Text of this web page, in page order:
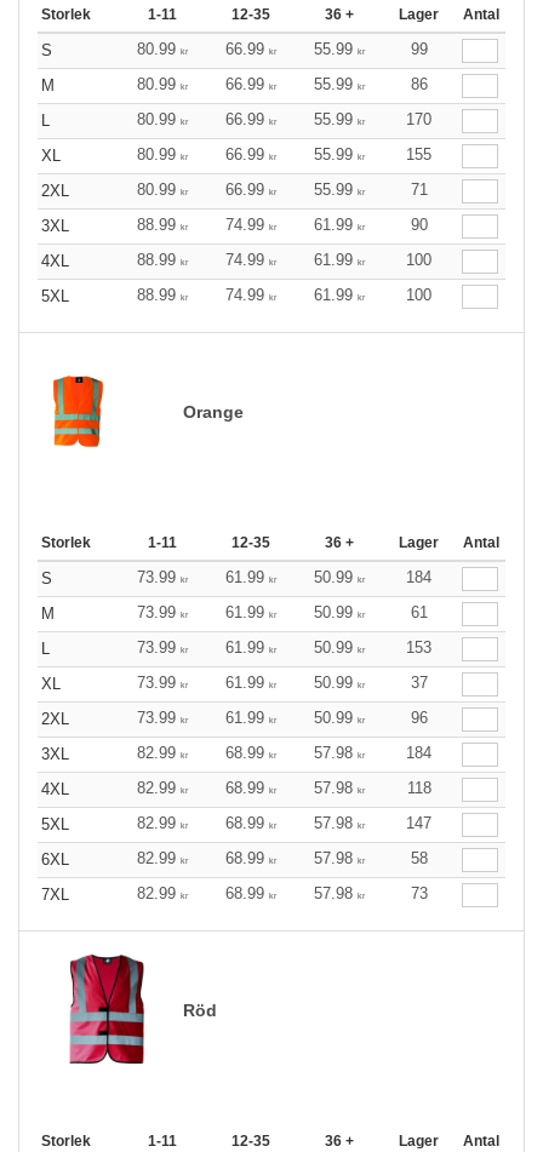
Storlek 1-11 12-35 36 + Lager Antal
S 80.99 kr 66.99 kr 55.99 kr
99
M
80.99 kr 66.99 kr 55.99 kr
86
L
80.99 kr 66.99 kr 55.99 kr
170
XL
80.99 kr 66.99 kr 55.99 kr
155
2XL
80.99 kr 66.99 kr 55.99 kr
71
3XL
88.99 kr 74.99 kr 61.99 kr
90
4XL
88.99 kr 74.99 kr 61.99 kr
100
5XL
88.99 kr 74.99 kr 61.99 kr 100
Orange
Storlek 1-11 12-35 36 + Lager Antal
S 73.99 kr 61.99 kr 50.99 kr
184
M
73.99 kr 61.99 kr 50.99 kr
61
L
73.99 kr 61.99 kr 50.99 kr
153
XL
73.99 kr 61.99 kr 50.99 kr
37
2XL
73.99 kr 61.99 kr 50.99 kr
96
3XL
82.99 kr 68.99 kr 57.98 kr
184
4XL
82.99 kr 68.99 kr 57.98 kr
118
5XL
82.99 kr 68.99 kr 57.98 kr
147
6XL
82.99 kr 68.99 kr 57.98 kr
58
7XL
82.99 kr 68.99 kr 57.98 kr 73
Röd
Storlek 1-11 12-35 36 + Lager Antal